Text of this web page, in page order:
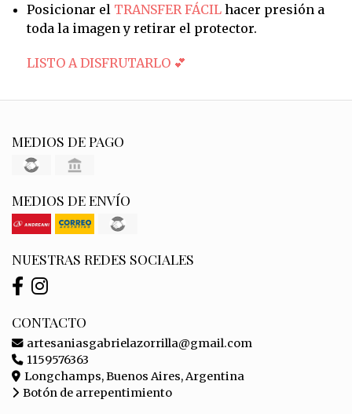
Posicionar el TRANSFER FÁCILhacer presión a
toda la imagen y retirar el protector.
LISTO A DISFRUTARLO 💕
MEDIOS DE PAGO
MEDIOS DE ENVÍO
NUESTRAS REDES SOCIALES
CONTACTO
artesaniasgabrielazorrilla@gmail.com
1159576363
Longchamps, Buenos Aires, Argentina
Botón de arrepentimiento